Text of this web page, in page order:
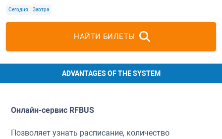
Сегодня Завтра
НАЙТИ БИЛЕТЫ
ADVANTAGES OF THE SYSTEM
Онлайн-сервис RFBUS
Позволяет узнать расписание, количество